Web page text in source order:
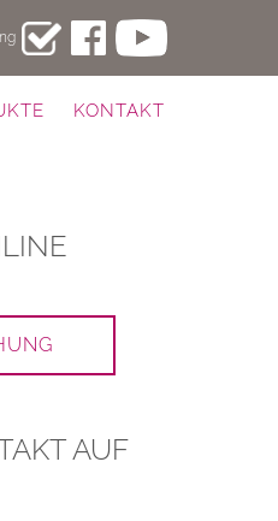
KONTAKT
AUF